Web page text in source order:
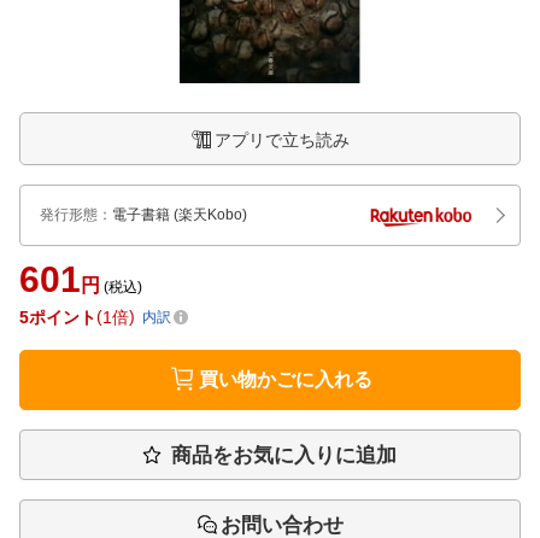
アプリで立ち読み
発行形態 ： 電子書籍 (楽天Kobo)
601 円 (税込)
5ポイント 1倍 内訳
買い物かごに入れる
商品をお気に入りに追加
お問い合わせ